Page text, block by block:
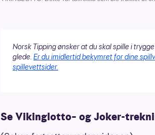
Norsk Tipping ønsker at du skal spille i
glede. Er du imidlertid bekymret for dine
spillevettsider.
Se Vikinglotto– og Joker-